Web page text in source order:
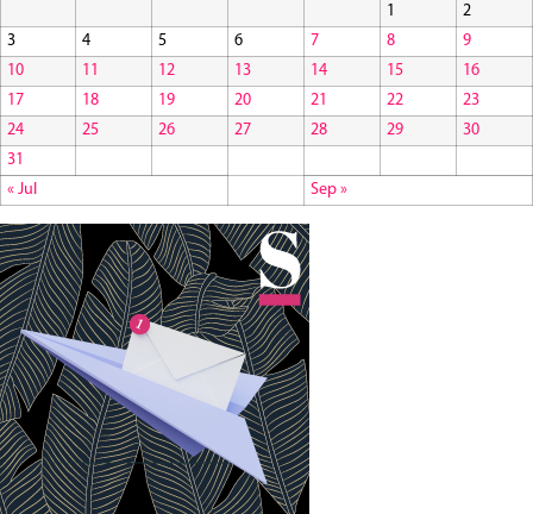
1
2
3
4 5 6 7 8
9
10
11 12 13 14 15
16
17
18 19 20 21 22
23
24
25 26 27 28 29
30
31
« Jul
Sep »